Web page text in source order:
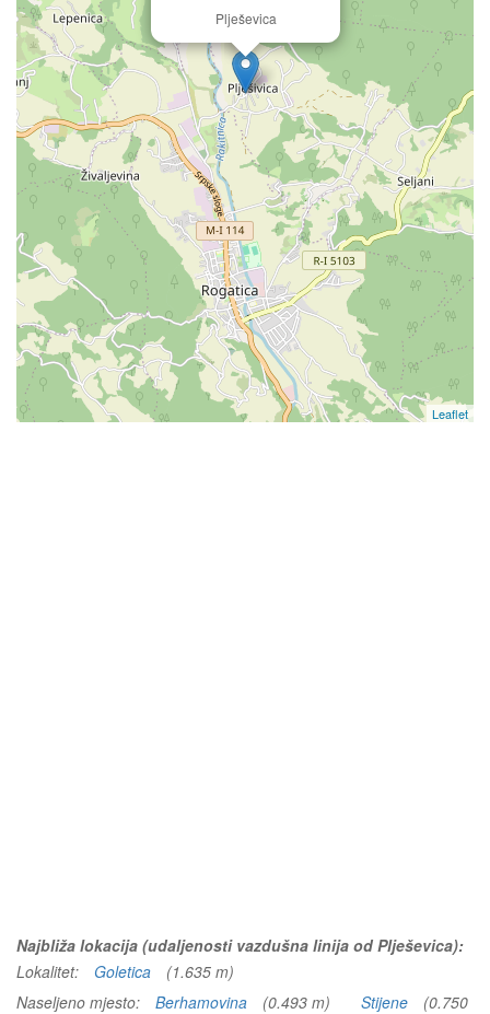
Plješevica
Leaflet
Najbliža lokacija (udaljenosti vazdušna linija od Plješevica):
Lokalitet:
Goletica
(1.635 m)
Naseljeno mjesto:
Berhamovina (0.493 m) Stijene
(0.750